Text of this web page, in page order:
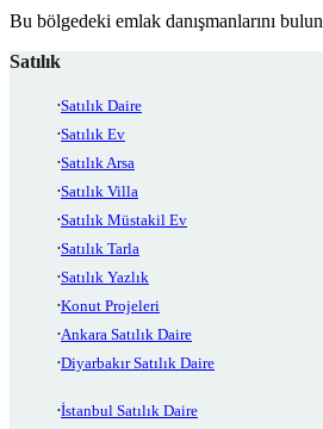
Bu bölgedeki emlak danışmanlarını bulun
Satılık
Satılık Daire
Satılık Ev
Satılık Arsa
Satılık Villa
Satılık Müstakil Ev
Satılık Tarla
Satılık Yazlık
Konut Projeleri
Ankara Satılık Daire
Diyarbakır Satılık Daire
İstanbul Satılık Daire